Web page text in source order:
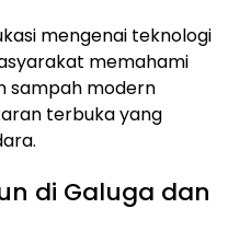
mengenai teknologi
memahami
sampah modern
terbuka yang
di Galuga dan